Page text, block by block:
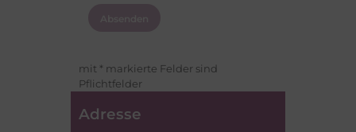
mit * markierte Felder sind
Pflichtfelder
Adresse